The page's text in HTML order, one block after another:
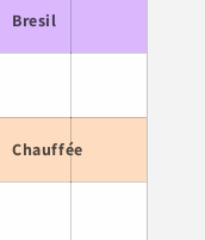
Bresil
Chauffée